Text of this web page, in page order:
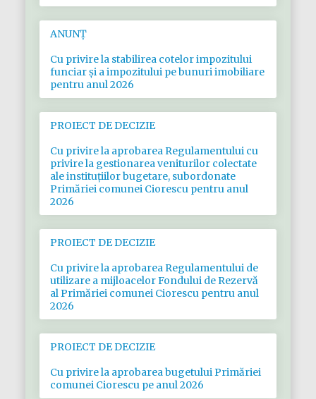
ANUNȚ
Cu privire la stabilirea cotelor impozitului
funciar şi a impozitului pe bunuri imobiliare
pentru anul 2026
PROIECT DE DECIZIE
Cu privire la aprobarea Regulamentului cu
privire la gestionarea veniturilor colectate
ale instituţiilor bugetare, subordonate
Primăriei comunei Ciorescu pentru anul
2026
PROIECT DE DECIZIE
Cu privire la aprobarea Regulamentului de
utilizare a mijloacelor Fondului de Rezervă
al Primăriei comunei Ciorescu pentru anul
2026
PROIECT DE DECIZIE
Cu privire la aprobarea bugetului Primăriei
comunei Ciorescu pe anul 2026